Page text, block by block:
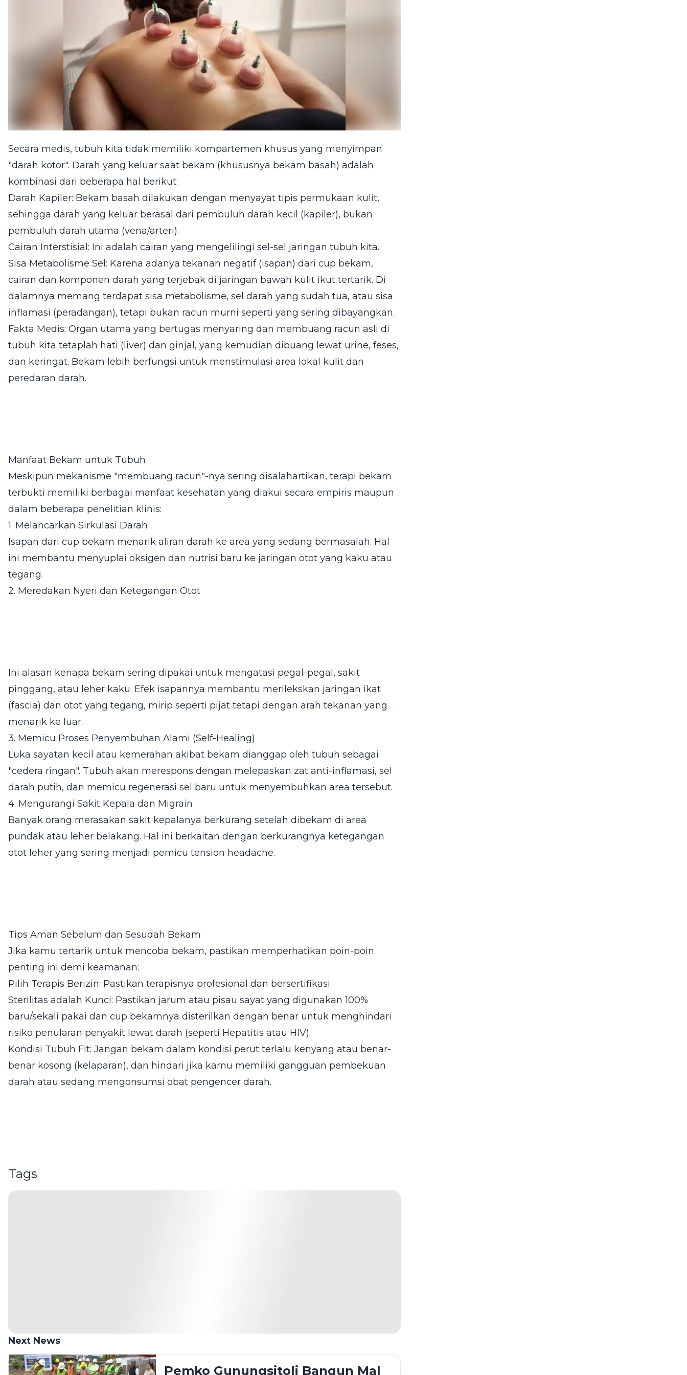
Secara medis, tubuh kita tidak memiliki kompartemen khusus yang menyimpan
"darah kotor". Darah yang keluar saat bekam (khususnya bekam basah) adalah
kombinasi dari beberapa hal berikut:
Darah Kapiler: Bekam basah dilakukan dengan menyayat tipis permukaan kulit,
sehingga darah yang keluar berasal dari pembuluh darah kecil (kapiler), bukan
pembuluh darah utama (vena/arteri).
Cairan Interstisial: Ini adalah cairan yang mengelilingi sel-sel jaringan tubuh kita.
Sisa Metabolisme Sel: Karena adanya tekanan negatif (isapan) dari cup bekam,
cairan dan komponen darah yang terjebak di jaringan bawah kulit ikut tertarik. Di
dalamnya memang terdapat sisa metabolisme, sel darah yang sudah tua, atau sisa
inflamasi (peradangan), tetapi bukan racun murni seperti yang sering dibayangkan.
Fakta Medis: Organ utama yang bertugas menyaring dan membuang racun asli di
tubuh kita tetaplah hati (liver) dan ginjal, yang kemudian dibuang lewat urine, feses,
dan keringat. Bekam lebih berfungsi untuk menstimulasi area lokal kulit dan
peredaran darah.
Manfaat Bekam untuk Tubuh
Meskipun mekanisme "membuang racun"-nya sering disalahartikan, terapi bekam
terbukti memiliki berbagai manfaat kesehatan yang diakui secara empiris maupun
dalam beberapa penelitian klinis:
1. Melancarkan Sirkulasi Darah
Isapan dari cup bekam menarik aliran darah ke area yang sedang bermasalah. Hal
ini membantu menyuplai oksigen dan nutrisi baru ke jaringan otot yang kaku atau
tegang.
2. Meredakan Nyeri dan Ketegangan Otot
Ini alasan kenapa bekam sering dipakai untuk mengatasi pegal-pegal, sakit
pinggang, atau leher kaku. Efek isapannya membantu merilekskan jaringan ikat
(fascia) dan otot yang tegang, mirip seperti pijat tetapi dengan arah tekanan yang
menarik ke luar.
3. Memicu Proses Penyembuhan Alami (Self-Healing)
Luka sayatan kecil atau kemerahan akibat bekam dianggap oleh tubuh sebagai
"cedera ringan". Tubuh akan merespons dengan melepaskan zat anti-inflamasi, sel
darah putih, dan memicu regenerasi sel baru untuk menyembuhkan area tersebut.
4. Mengurangi Sakit Kepala dan Migrain
Banyak orang merasakan sakit kepalanya berkurang setelah dibekam di area
pundak atau leher belakang. Hal ini berkaitan dengan berkurangnya ketegangan
otot leher yang sering menjadi pemicu tension headache.
Tips Aman Sebelum dan Sesudah Bekam
Jika kamu tertarik untuk mencoba bekam, pastikan memperhatikan poin-poin
penting ini demi keamanan:
Pilih Terapis Berizin: Pastikan terapisnya profesional dan bersertifikasi.
Sterilitas adalah Kunci: Pastikan jarum atau pisau sayat yang digunakan 100%
baru/sekali pakai dan cup bekamnya disterilkan dengan benar untuk menghindari
risiko penularan penyakit lewat darah (seperti Hepatitis atau HIV).
Kondisi Tubuh Fit: Jangan bekam dalam kondisi perut terlalu kenyang atau benar-
benar kosong (kelaparan), dan hindari jika kamu memiliki gangguan pembekuan
darah atau sedang mengonsumsi obat pengencer darah.
Tags
Next News
Pemko Gunungsitoli Bangun Mal